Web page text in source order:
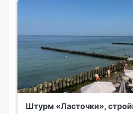
Штурм «Ласточки»,